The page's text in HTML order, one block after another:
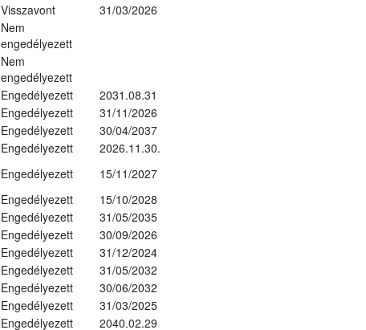
Visszavont
31/03/2026
Nem
engedélyezett
Nem
engedélyezett
Engedélyezett
2031.08.31
Engedélyezett
31/11/2026
Engedélyezett
30/04/2037
Engedélyezett
2026.11.30.
Engedélyezett
15/11/2027
Engedélyezett
15/10/2028
Engedélyezett
31/05/2035
Engedélyezett
30/09/2026
Engedélyezett
31/12/2024
Engedélyezett
31/05/2032
Engedélyezett
30/06/2032
Engedélyezett
31/03/2025
Engedélyezett 2040.02.29